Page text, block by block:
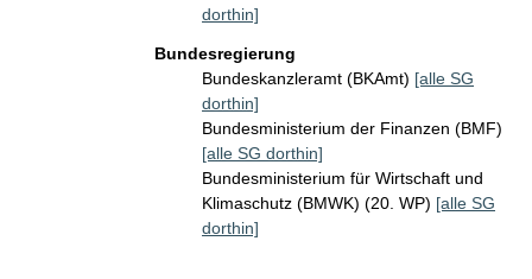
dorthin]
Bundesregierung
Bundeskanzleramt (BKAmt) [alle SG
dorthin]
Bundesministerium der Finanzen (BMF)
[alle SG dorthin]
Bundesministerium für Wirtschaft und
Klimaschutz (BMWK) (20. WP) [alle SG
dorthin]